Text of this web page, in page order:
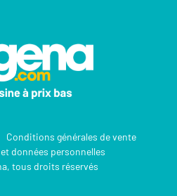
Conditions générales de vente
données personnelles
tous droits réservés